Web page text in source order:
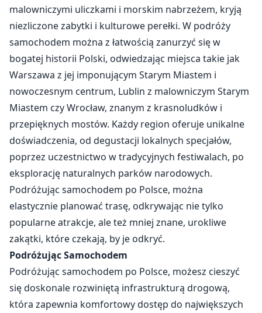
malowniczymi uliczkami i morskim nabrzeżem, kryją
niezliczone zabytki i kulturowe perełki. W podróży
samochodem można z łatwością zanurzyć się w
bogatej historii Polski, odwiedzając miejsca takie jak
Warszawa z jej imponującym Starym Miastem i
nowoczesnym centrum, Lublin z malowniczym Starym
Miastem czy Wrocław, znanym z krasnoludków i
przepięknych mostów. Każdy region oferuje unikalne
doświadczenia, od degustacji lokalnych specjałów,
poprzez uczestnictwo w tradycyjnych festiwalach, po
eksplorację naturalnych parków narodowych.
Podróżując samochodem po Polsce, można
elastycznie planować trasę, odkrywając nie tylko
popularne atrakcje, ale też mniej znane, urokliwe
zakątki, które czekają, by je odkryć.
Podróżując Samochodem
Podróżując samochodem po Polsce, możesz cieszyć
się doskonale rozwiniętą infrastrukturą drogową,
która zapewnia komfortowy dostęp do największych